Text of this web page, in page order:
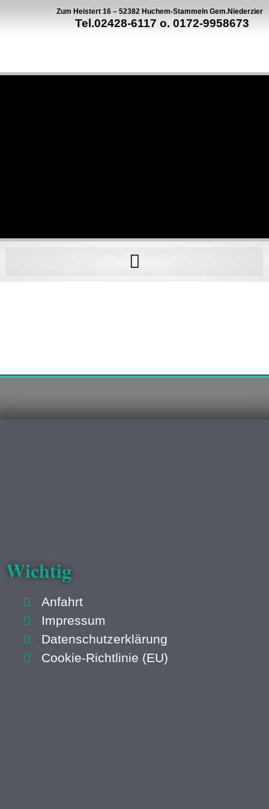
Zum Heistert 16 – 52382 Huchem-Stammeln Gem.Niederzier
Tel.02428-6117 o. 0172-9958673
Wichtig
Anfahrt
Impressum
Datenschutzerklärung
Cookie-Richtlinie (EU)